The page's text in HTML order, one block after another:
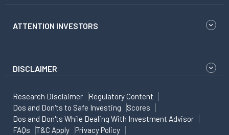
ATTENTION INVESTORS
DISCLAIMER
Research Disclaimer
Regulatory Content
Dos and Don'ts to Safe Investing
Scores
Dos and Don'ts While Dealing With Investment Advisor
FAQs
T&C Apply
Privacy Policy